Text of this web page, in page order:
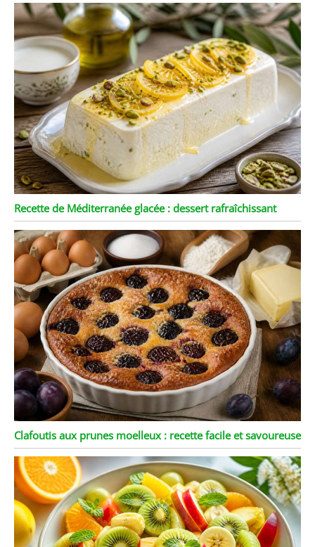
Recette de Méditerranée glacée : dessert rafraîchissant
Clafoutis aux prunes moelleux : recette facile et savoureuse